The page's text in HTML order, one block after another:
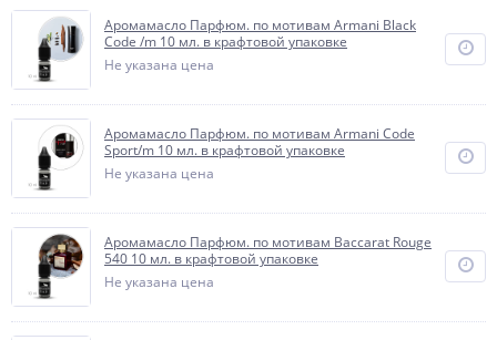
Аромамасло Парфюм. по мотивам Armani Black
Code /m 10 мл. в крафтовой упаковке
Не указана цена
Аромамасло Парфюм. по мотивам Armani Code
Sport/m 10 мл. в крафтовой упаковке
Не указана цена
Аромамасло Парфюм. по мотивам Baccarat Rouge
540 10 мл. в крафтовой упаковке
Не указана цена